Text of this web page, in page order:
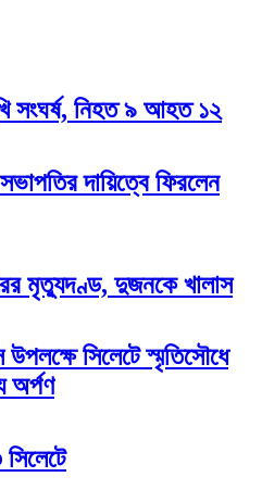
সংঘর্ষ, নিহত ৯ আহত ১২
দায়িত্বে ফিরলেন
মৃত্যুদণ্ড, দুজনকে খালাস
সিলেটে স্মৃতিসৌধে
অর্পণ